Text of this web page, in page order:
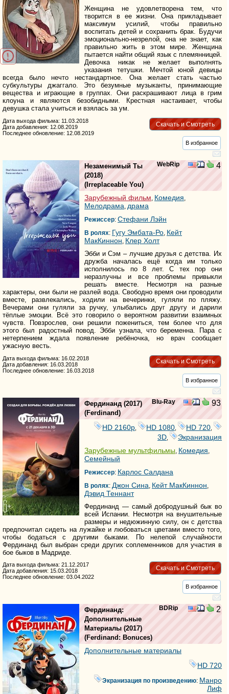
Женщина не удовлетворена тем, что
творится в ее жизни. Она прикладывает
максимум усилий, чтобы правильно
воспитать детей и сохранить брак. Будучи
эмоционально-незрелой, она не знает, как
правильно жить в этом мире. Женщина
пытается найти общий язык с племянницей.
Девочка никак не желает выполнять
указания тетушки. Мечтой юной девицы
всегда было нечто нестандартное. Она желает стать частью
субкультуры джаггало. Это безумные музыканты, принимающие
вещества и играющие в группах. Они раскрашивают лица в грим
клоуна и являются безобидными. Крестная настаивает, чтобы
девушка стала учиться и взялась за ум.
Скачать и Смотреть
Дата выхода фильма: 11.03.2018
Дата добавления: 12.08.2019
Последнее обновление: 12.08.2019
В избранное
WebRip 4
Незаменимый Ты
(2018)
(Irreplaceable You)
Зарубежный фильм Комедия
Мелодрама драма
Режиссер: Стефани Лэйн
В ролях: Гугу Эмбата-Ро Кейт
МакКиннон Клер Холт
Эбби и Сэм – лучшие друзья с детства. Их
дружба началась ещё когда им только
исполнилось по 8 лет. С тех пор они
неразлучны и все проблемы привыкли
решать вместе. Несмотря на разные
характеры, они были не разлей вода. Свободно время они проводили
вместе, развлекались, ходили на вечеринки, гуляли по пляжу.
Вечерами они гуляли за ручку, улыбались друг другу и дарили
тёплые эмоции. Всё это говорило о вероятном развитии взаимных
чувств. Повзрослев, они решили пожениться, тем более что для
этого был радостный повод. Эбби узнала, что беременна. Пара с
нетерпением ждала появление ребёночка, но врач сообщает
ужасную весть.
Скачать и Смотреть
Дата выхода фильма: 16.02.2018
Дата добавления: 16.03.2018
Последнее обновление: 16.03.2018
В избранное
Blu-Ray 93
Фердинанд (2017)
(Ferdinand)
HD 2160р HD 1080 HD 720
3D
Экранизация
Зарубежные мультфильмы Комедия
Семейный
Режиссер: Карлос Салдана
В ролях: Джон Сина Кейт МакКиннон
Дэвид Теннант
Фердинанд — самый добродушный бык во
всей Испании. Несмотря на внушительные
размеры и недюжинную силу, он с детства
предпочитал сидеть на лужайке и любоваться цветами вместо того,
чтобы бодаться с другими быками. По нелепой случайности
Фердинанд был выбран среди других соплеменников для участия в
бое быков в Мадриде.
Скачать и Смотреть
Дата выхода фильма: 21.12.2017
Дата добавления: 15.03.2018
Последнее обновление: 03.04.2022
В избранное
BDRip 2
Фердинанд:
Дополнительные
Материалы (2017)
(Ferdinand: Bonuces)
Дополнительные материалы
HD 720
Экранизация по произведению: Манро
Лиф